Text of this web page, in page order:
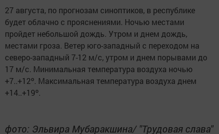
27 августа, по прогнозам синоптиков, в республике
будет облачно с прояснениями. Ночью местами
пройдет небольшой дождь. Утром и днем дождь,
местами гроза. Ветер юго-западный с переходом на
северо-западный 7-12 м/с, утром и днем порывами до
17 м/с. Минимальная температура воздуха ночью
+7..+12º. Максимальная температура воздуха днем
+14..+19º.
фото: Эльвира Мубаракшина/ "Трудовая слава"